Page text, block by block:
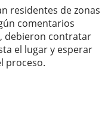
residentes de zonas
comentarios
debieron contratar
el lugar y esperar
proceso.